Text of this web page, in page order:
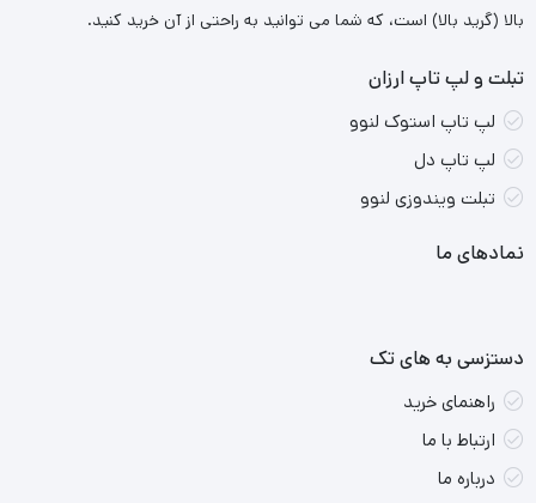
بالا (گرید بالا) است، که شما می توانید به راحتی از آن خرید کنید.
تبلت و لپ تاپ ارزان
لپ تاپ استوک لنوو
لپ تاپ دل
تبلت ویندوزی لنوو
نمادهای ما
دستزسی به های تک
راهنمای خرید
ارتباط با ما
درباره ما